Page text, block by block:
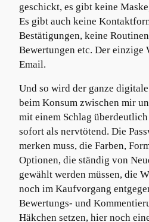
geschickt, es gibt keine
Es gibt auch keine
Bestätigungen, keine
Bewertungen etc. Der einzige
Email.
Und so wird der ganze
beim Konsum zwischen mir
mit einem Schlag
sofort als nervtötend. Die
merken muss, die Farben,
Optionen, die ständig von
gewählt werden müssen, die
noch im Kaufvorgang
Bewertungs- und
Häkchen setzen, hier noch